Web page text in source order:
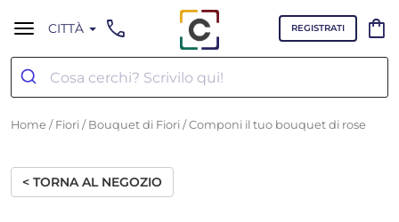
CITTÀ call REGISTRATI shopping_bag
Home / Fiori / Bouquet di Fiori / Componi il tuo bouquet di rose
< TORNA AL NEGOZIO